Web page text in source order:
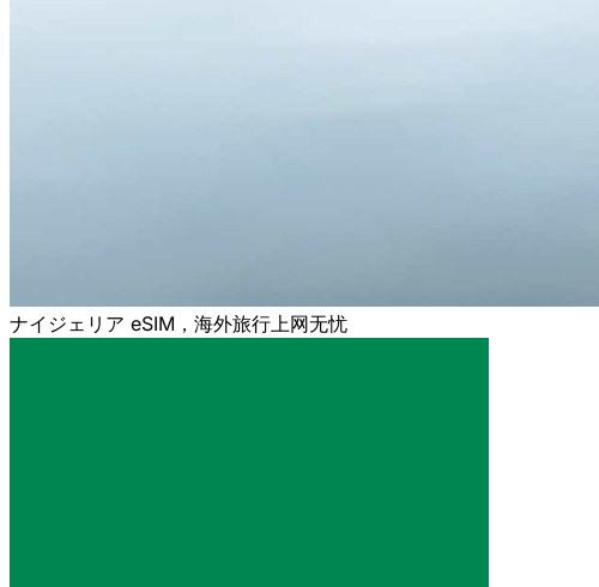
ナイジェリア eSIM，海外旅行上网无忧